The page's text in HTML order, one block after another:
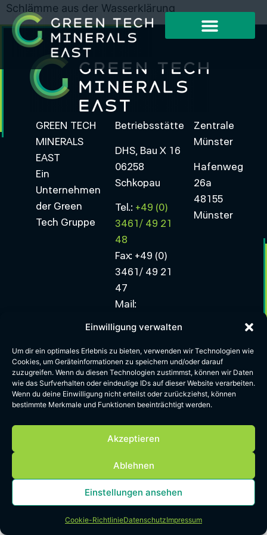
Einwilligung verwalten
Um dir ein optimales Erlebnis zu bieten, verwenden wir Technologien wie
Cookies, um Geräteinformationen zu speichern und/oder darauf
zuzugreifen. Wenn du diesen Technologien zustimmst, können wir Daten
wie das Surfverhalten oder eindeutige IDs auf dieser Website verarbeiten.
Wenn du deine Einwilligung nicht erteilst oder zurückziehst, können
bestimmte Merkmale und Funktionen beeinträchtigt werden.
Akzeptieren
Ablehnen
Einstellungen ansehen
Cookie-RichtlinieDatenschutzImpressum
Schlämme aus der Wasserklärung
GREEN TECH
MINERALS
EAST
Ein
Unternehmen
der Green
Tech Gruppe
Betriebsstätte
DHS, Bau X 16
06258
Schkopau
Tel.: +49 (0)
3461/ 49 21
48
Fax: +49 (0)
3461/ 49 21
47
Mail:
east@greentech.nrw
Zentrale
Münster
Hafenweg
26a
48155
Münster
ImpressumDatenschutzCookie RichtlinienAGB